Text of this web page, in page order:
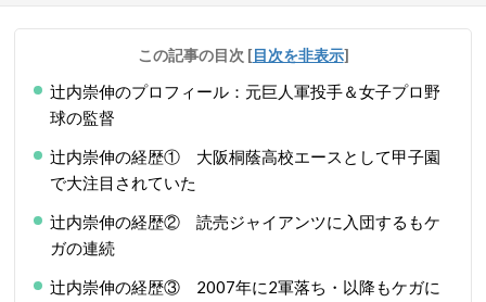
この記事の目次 [目次を非表示]
辻内崇伸のプロフィール：元巨人軍投手＆女子プロ野
球の監督
辻内崇伸の経歴① 大阪桐蔭高校エースとして甲子園
で大注目されていた
辻内崇伸の経歴② 読売ジャイアンツに入団するもケ
ガの連続
辻内崇伸の経歴③ 2007年に2軍落ち・以降もケガに